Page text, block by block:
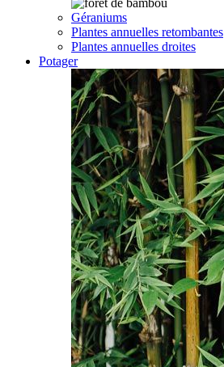
Géraniums
Plantes annuelles retombantes
Plantes annuelles droites
Potager